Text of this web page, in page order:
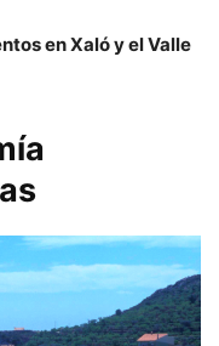
en Xaló y el Valle